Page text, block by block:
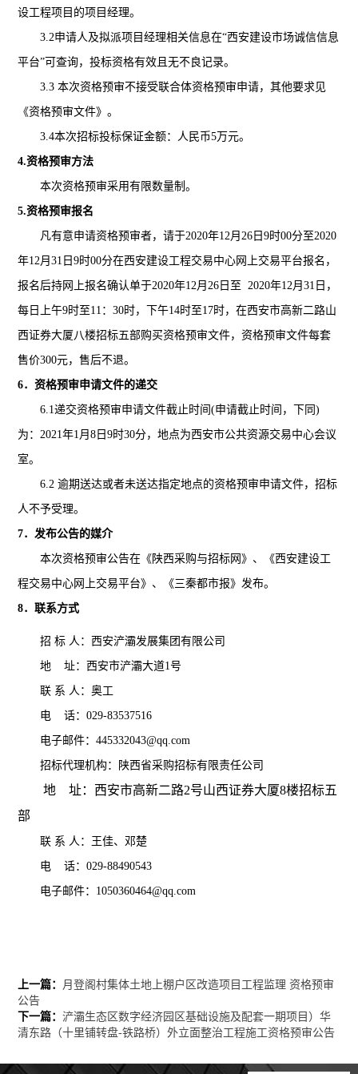
设工程项目的项目经理。
3.2申请人及拟派项目经理相关信息在“西安建设市场诚信信息
平台”可查询，投标资格有效且无不良记录。
3.3本次资格预审不接受联合体资格预审申请，其他要求见
《资格预审文件》。
3.4本次招标投标保证金额：人民币5万元。
4.资格预审方法
本次资格预审采用有限数量制。
5.资格预审报名
凡有意申请资格预审者，请于2020年12月26 日9时00分至2020
年12月31 日9时00分在西安建设工程交易中心网上交易平台报名，
报名后持网上报名确认单于2020年12月26日至 2020年12月31日，
每日上午9时至11：30时，下午14时至17时，在西安市高新二路山
西证券大厦八楼招标五部购买资格预审文件，资格预审文件每套
售价300元，售后不退。
6．资格预审申请文件的递交
6.1递交资格预审申请文件截止时间(申请截止时间，下同)
为：2021年1月8日9时30分，地点为西安市公共资源交易中心会议
室。
6.2逾期送达或者未送达指定地点的资格预审申请文件，招标
人不予受理。
7．发布公告的媒介
本次资格预审公告在《陕西采购与招标网》、《西安建设工
程交易中心网上交易平台》、《三秦都市报》发布。
8．联系方式
招 标 人： 西安浐灞发展集团有限公司
地 址：西安市浐灞大道1号
联 系 人：奥工
电 话：029-83537516
电子邮件：445332043@qq.com
招标代理机构：陕西省采购招标有限责任公司
地 址：西安市高新二路2号山西证券大厦8楼招标五
部
联 系 人：王佳、邓楚
电 话：029-88490543
电子邮件：1050360464@qq.com
上一篇： 月登阁村集体土地上棚户区改造项目工程监理 资格预审
公告
下一篇：浐灞生态区数字经济园区基础设施及配套一期项目）华
清东路（十里铺转盘-铁路桥）外立面整治工程施工资格预审公告